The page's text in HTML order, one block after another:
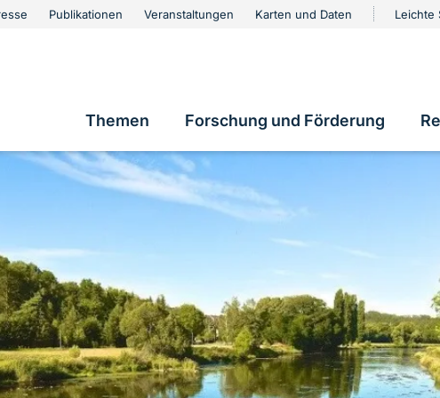
Publikationen Veranstaltungen Karten und Daten Leichte
Hauptnavigation
Themen Forschung und Förderung